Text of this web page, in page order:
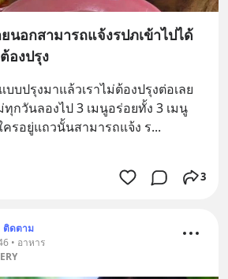
นอกสามารถแจ้งรปภเข้าไปได้
องปรุง
บปรุงมาแล้วเราไม่ต้องปรุงต่อเลย
กวันลองไป 3 เมนูอร่อยทั้ง 3 เมนู
ครอยู่แถวนั้นสามารถแจ้ง ร...
3
ติดตาม
• อาหาร